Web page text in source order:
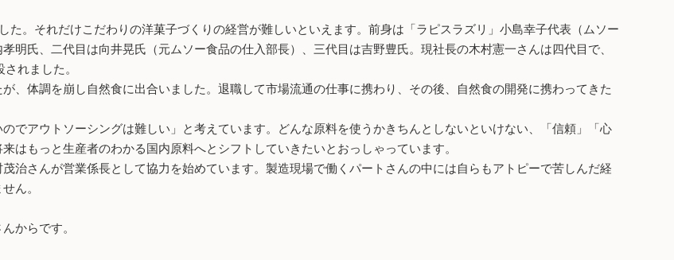
。それだけこだわりの洋菓子づくりの経営が難しいといえます。前身は「ラピスラズリ」小島幸子代表（ムソー
明氏、二代目は向井晃氏（元ムソー食品の仕入部長）、三代目は吉野豊氏。現社長の木村憲一さんは四代目で、
れました。
、体調を崩し自然食に出合いました。退職して市場流通の仕事に携わり、その後、自然食の開発に携わってきた
でアウトソーシングは難しい」と考えています。どんな原料を使うかきちんとしないといけない、「信頼」「心
はもっと生産者のわかる国内原料へとシフトしていきたいとおっしゃっています。
治さんが営業係長として協力を始めています。製造現場で働くパートさんの中には自らもアトピーで苦しんだ経
ん。
からです。